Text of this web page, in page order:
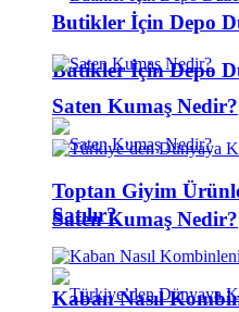
Butikler İçin Depo
Saten Kumaş Nedir?
Butikler İçin Depo
Saten Kumaş Nedir?
Toptan Giyim
Satılır?
Kaban Nasıl